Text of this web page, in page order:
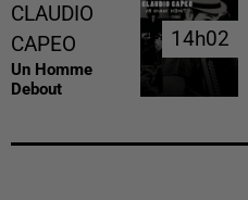
CLAUDIO
CAPEO
Un Homme
Debout
14h02
14h02